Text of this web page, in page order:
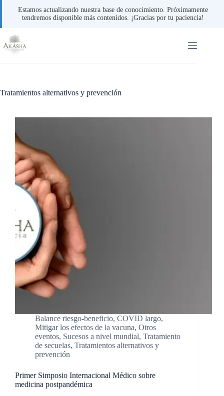
Estamos actualizando nuestra base de conocimiento. Próximamente
tendremos disponible más contenidos. ¡Gracias por tu paciencia!
contenido
Tratamientos alternativos y prevención
Balance riesgo-beneficio, COVID largo,
Mitigar los efectos de la vacuna, Otros
eventos, Sucesos a nivel mundial, Tratamiento
de secuelas, Tratamientos alternativos y
prevención
Primer Simposio Internacional Médico sobre
medicina postpandémica